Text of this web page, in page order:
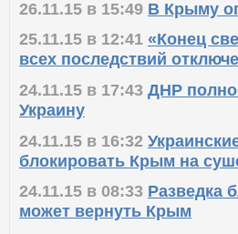
26.11.15 в 15:49 В Крыму
25.11.15 в 12:41 «Конец
всех последствий
24.11.15 в 17:43 ДНР
Украину
24.11.15 в 16:32
блокировать Крым на
24.11.15 в 08:33 Разведка
может вернуть Крым